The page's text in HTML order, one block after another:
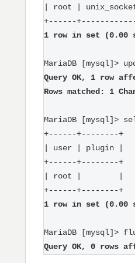
| root |
+------
1 row in set (0.00
MariaDB [mysql]>
Query OK, 1 row
Rows matched: 1
MariaDB [mysql]>
+------+--------+
| user | plugin |
+------+--------+
| root |        |
+------+--------+
1 row in set (0.00
MariaDB [mysql]>
Query OK, 0 rows